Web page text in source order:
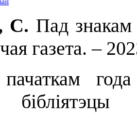
С. Пад
газета. –